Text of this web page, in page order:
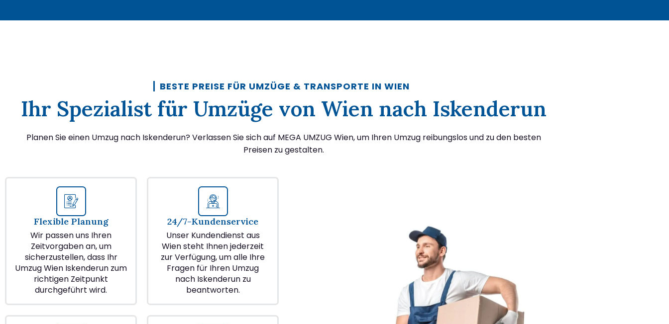
BESTE PREISE FÜR UMZÜGE & TRANSPORTE IN WIEN
Ihr Spezialist für Umzüge von Wien nach Iskenderun
Planen Sie einen Umzug nach Iskenderun? Verlassen Sie sich auf MEGA UMZUG Wien, um Ihren Umzug reibungslos und zu den besten
Preisen zu gestalten.
Flexible Planung
Wir passen uns Ihren
Zeitvorgaben an, um
sicherzustellen, dass Ihr
Umzug Wien Iskenderun zum
richtigen Zeitpunkt
durchgeführt wird.
24/7-Kundenservice
Unser Kundendienst aus
Wien steht Ihnen jederzeit
zur Verfügung, um alle Ihre
Fragen für Ihren Umzug
nach Iskenderun zu
beantworten.